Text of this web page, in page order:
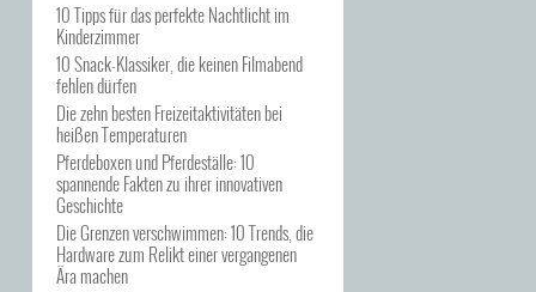
10 Tipps für das perfekte Nachtlicht im
Kinderzimmer
10 Snack-Klassiker, die keinen Filmabend
fehlen dürfen
Die zehn besten Freizeitaktivitäten bei
heißen Temperaturen
Pferdeboxen und Pferdeställe: 10
spannende Fakten zu ihrer innovativen
Geschichte
Die Grenzen verschwimmen: 10 Trends, die
Hardware zum Relikt einer vergangenen
Ära machen